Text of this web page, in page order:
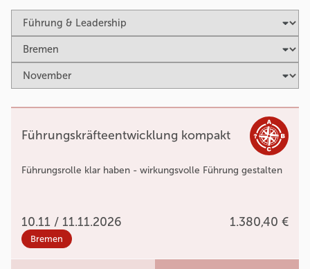
Führungskräfteentwicklung kompakt
Führungsrolle klar haben - wirkungsvolle Führung gestalten
10.11 / 11.11.2026 1.380,40 €
Bremen